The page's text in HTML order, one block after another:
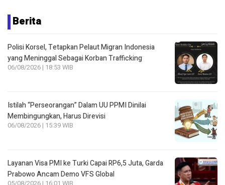
Berita
Polisi Korsel, Tetapkan Pelaut Migran Indonesia
yang Meninggal Sebagai Korban Trafficking
06/08/2026 | 18:53 WIB
Istilah “Perseorangan” Dalam UU PPMI Dinilai
Membingungkan, Harus Direvisi
06/08/2026 | 15:39 WIB
Layanan Visa PMI ke Turki Capai RP6,5 Juta, Garda
Prabowo Ancam Demo VFS Global